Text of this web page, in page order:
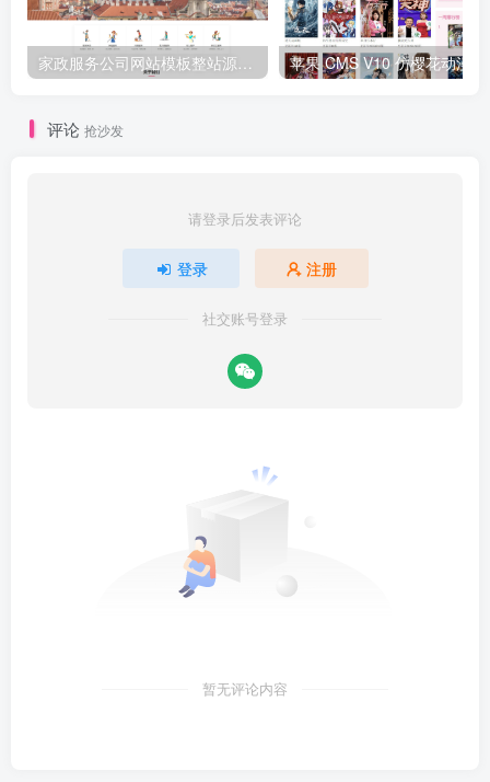
家政服务公司网站模板整站源码 | 粉色风格家政保洁企业官网 PHP 源码带预约功能
评论 抢沙发
请登录后发表评论
登录 注册
社交账号登录
暂无评论内容